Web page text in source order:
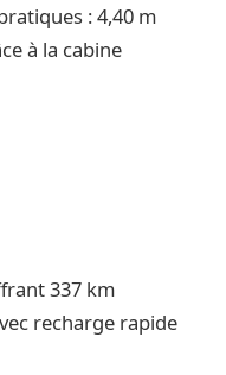
: 4,40 m
à la cabine
337 km
recharge rapide